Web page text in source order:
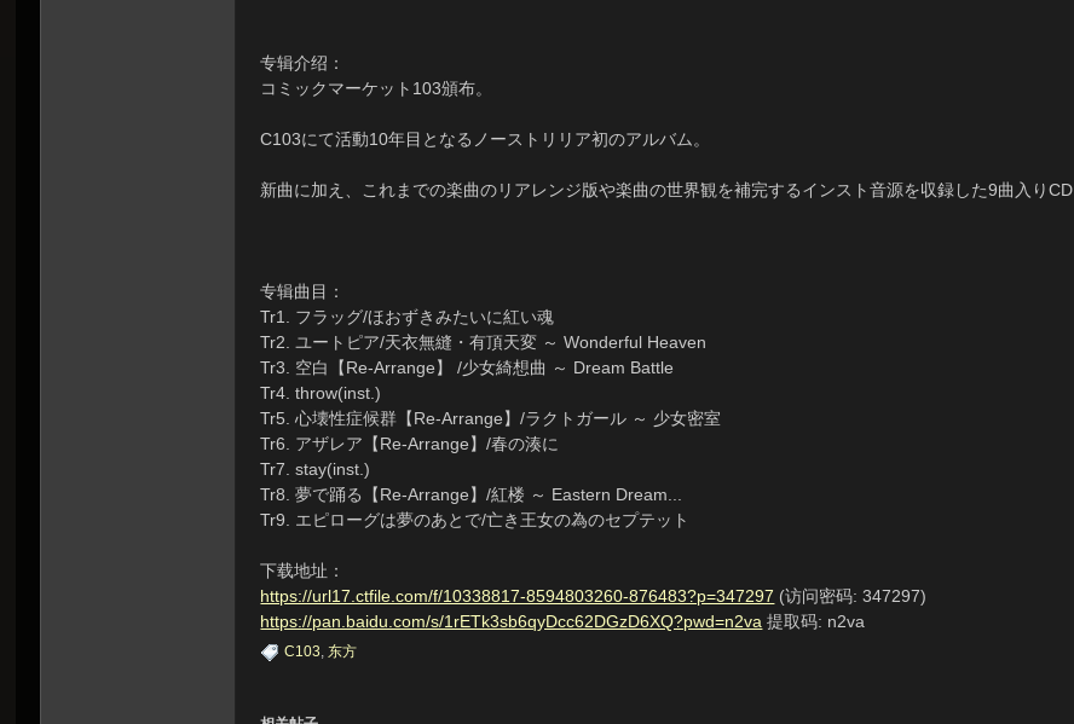
专辑介绍：
コミックマーケット103頒布。
C103にて活動10年目となるノーストリリア初のアルバム。
新曲に加え、これまでの楽曲のリアレンジ版や楽曲の世界観を補完するインスト音源を収録した9曲入りCD
专辑曲目：
Tr1. フラッグ/ほおずきみたいに紅い魂
Tr2. ユートピア/天衣無縫・有頂天変 ～ Wonderful Heaven
Tr3. 空白【Re-Arrange】 /少女綺想曲 ～ Dream Battle
Tr4. throw(inst.)
Tr5. 心壊性症候群【Re-Arrange】/ラクトガール ～ 少女密室
Tr6. アザレア【Re-Arrange】/春の湊に
Tr7. stay(inst.)
Tr8. 夢で踊る【Re-Arrange】/紅楼 ～ Eastern Dream...
Tr9. エピローグは夢のあとで/亡き王女の為のセプテット
下载地址：
https://url17.ctfile.com/f/10338817-8594803260-876483?p=347297 (访问密码: 347297)
https://pan.baidu.com/s/1rETk3sb6qyDcc62DGzD6XQ?pwd=n2va 提取码: n2va
C103, 东方